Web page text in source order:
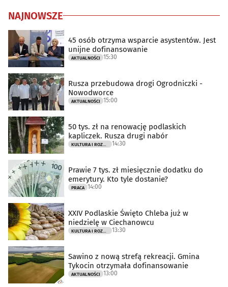
NAJNOWSZE
45 osób otrzyma wsparcie asystentów. Jest
unijne dofinansowanie
AKTUALNOŚCI 15:30
Rusza przebudowa drogi Ogrodniczki -
Nowodworce
AKTUALNOŚCI 15:00
50 tys. zł na renowację podlaskich
kapliczek. Rusza drugi nabór
KULTURA I ROZRYWKA 14:30
Prawie 7 tys. zł miesięcznie dodatku do
emerytury. Kto tyle dostanie?
PRACA 14:00
XXIV Podlaskie Święto Chleba już w
niedzielę w Ciechanowcu
KULTURA I ROZRYWKA 13:30
Sawino z nową strefą rekreacji. Gmina
Tykocin otrzymała dofinansowanie
AKTUALNOŚCI 13:00